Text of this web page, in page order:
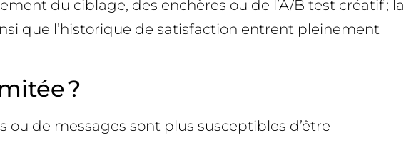
du ciblage, des enchères ou de l’A/B test créatif ; la
que l’historique de satisfaction entrent pleinement
?
ou de messages sont plus susceptibles d’être